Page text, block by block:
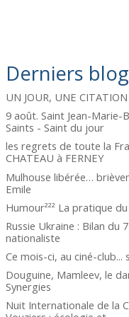
Derniers
UN JOUR, UNE
9 août. Saint Jean-Marie-
Saints - Saint du jour
les regrets de toute la
CHATEAU à FERNEY
Mulhouse libérée…
Emile
Humour²²² La pratique
Russie Ukraine : Bilan du
nationaliste
Ce mois-ci, au ciné-club...
Douguine, Mamleev, le
Synergies
Nuit Internationale de la